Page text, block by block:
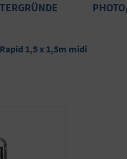
1,5 x 1,5m midi